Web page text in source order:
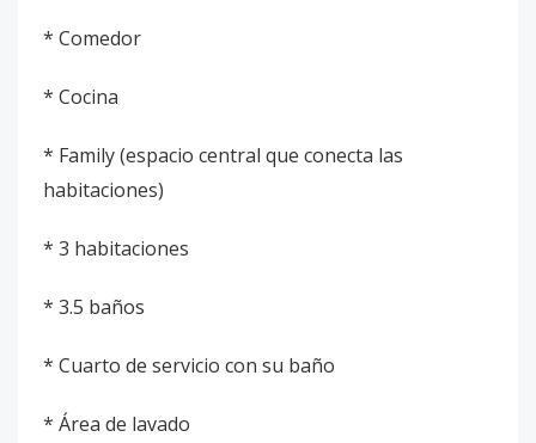
* Comedor
* Cocina
* Family (espacio central que conecta las
habitaciones)
* 3 habitaciones
* 3.5 baños
* Cuarto de servicio con su baño
* Área de lavado